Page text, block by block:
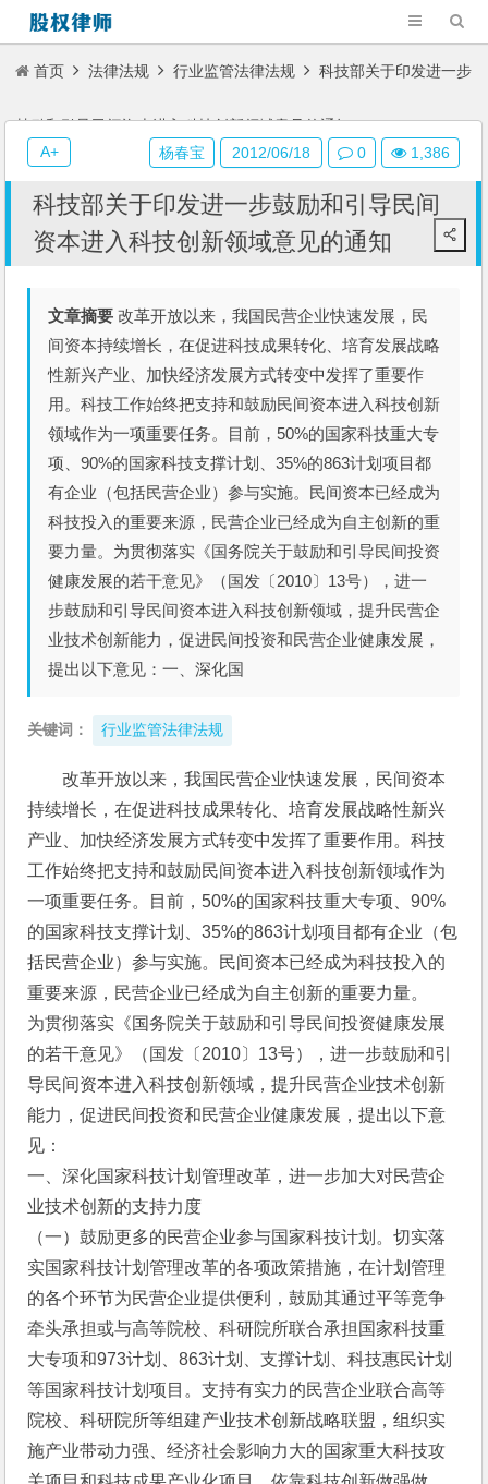
首页 法律法规 行业监管法律法规 科技部关于印发进一步
鼓励和引导民间资本进入科技创新领域意见的通知
科技部关于印发进一步鼓励和引导民间
资本进入科技创新领域意见的通知
文章摘要 改革开放以来，我国民营企业快速发展，民
间资本持续增长，在促进科技成果转化、培育发展战略
性新兴产业、加快经济发展方式转变中发挥了重要作
用。科技工作始终把支持和鼓励民间资本进入科技创新
领域作为一项重要任务。目前，50%的国家科技重大专
项、90%的国家科技支撑计划、35%的863计划项目都
有企业（包括民营企业）参与实施。民间资本已经成为
科技投入的重要来源，民营企业已经成为自主创新的重
要力量。为贯彻落实《国务院关于鼓励和引导民间投资
健康发展的若干意见》（国发〔2010〕13号），进一
步鼓励和引导民间资本进入科技创新领域，提升民营企
业技术创新能力，促进民间投资和民营企业健康发展，
提出以下意见：一、深化国
关键词： 行业监管法律法规
改革开放以来，我国民营企业快速发展，民间资本
持续增长，在促进科技成果转化、培育发展战略性新兴
产业、加快经济发展方式转变中发挥了重要作用。科技
工作始终把支持和鼓励民间资本进入科技创新领域作为
一项重要任务。目前，50%的国家科技重大专项、90%
的国家科技支撑计划、35%的863计划项目都有企业（包
括民营企业）参与实施。民间资本已经成为科技投入的
重要来源，民营企业已经成为自主创新的重要力量。
为贯彻落实《国务院关于鼓励和引导民间投资健康发展
的若干意见》（国发〔2010〕13号），进一步鼓励和引
导民间资本进入科技创新领域，提升民营企业技术创新
能力，促进民间投资和民营企业健康发展，提出以下意
见：
一、深化国家科技计划管理改革，进一步加大对民营企
业技术创新的支持力度
（一）鼓励更多的民营企业参与国家科技计划。切实落
实国家科技计划管理改革的各项政策措施，在计划管理
的各个环节为民营企业提供便利，鼓励其通过平等竞争
牵头承担或与高等院校、科研院所联合承担国家科技重
大专项和973计划、863计划、支撑计划、科技惠民计划
等国家科技计划项目。支持有实力的民营企业联合高等
院校、科研院所等组建产业技术创新战略联盟，组织实
施产业带动力强、经济社会影响力大的国家重大科技攻
杨春宝 2012/06/18 0 1,386
A+